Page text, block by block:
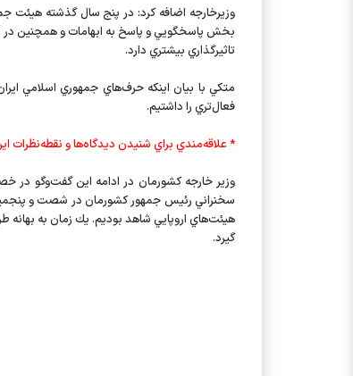
وزيرخارجه اضافه كرد: در پنج سال گذشته
بخش پاسخگويي و پاسخ به ابهامات و همچنين در
تاثيرگذاري بيشتري دارد.
متكي با بيان اينكه حرف‌هاي جمهوري اسلامي
فعال‌تري را داشتيم.
* علاقه‌مندي براي شنيدن ديدگاه‌ها و نقطه‌نظرات
سخنراني رئيس جمهور كشورمان در شصت و
گيرد.